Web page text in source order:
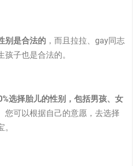
别是合法的 ，而且拉拉、gay同志
子也是合法的。
选择胎儿的性别，包括男孩、女
您可以根据自己的意愿，去选择